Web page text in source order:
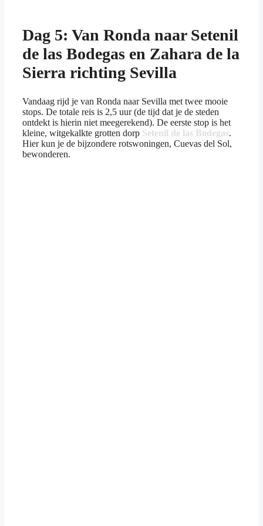
Dag 5: Van Ronda naar Setenil
de las Bodegas en Zahara de la
Sierra richting Sevilla
Vandaag rijd je van Ronda naar Sevilla met twee mooie
stops. De totale reis is 2,5 uur (de tijd dat je de steden
ontdekt is hierin niet meegerekend). De eerste stop is het
kleine, witgekalkte grotten dorp Setenil de las Bodegas.
Hier kun je de bijzondere rotswoningen, Cuevas del Sol,
bewonderen.